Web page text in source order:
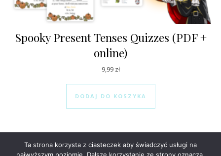
Spooky Present Tenses Quizzes (PDF +
online)
9,99 zł
DODAJ DO KOSZYKA
Ta strona korzysta z ciasteczek aby świadczyć usługi na